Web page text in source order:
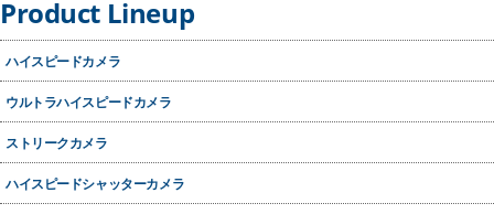
Product Lineup
ハイスピードカメラ
ウルトラハイスピードカメラ
ストリークカメラ
ハイスピードシャッターカメラ